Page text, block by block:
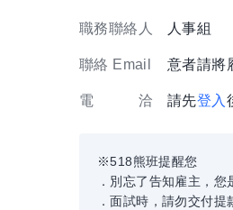
職務聯絡人 人事組
聯絡 Email 意者請將
電 洽 請先登入
※518熊班提醒您
．別忘了告知雇主，您
．面試時，請勿交付